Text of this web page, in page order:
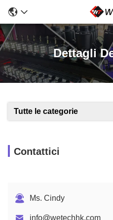
Dettagli
Tutte le categorie
Contattici
Ms. Cindy
info@wetechhk.com